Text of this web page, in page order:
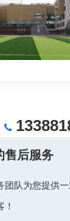
售后服务
团队为您提供
！